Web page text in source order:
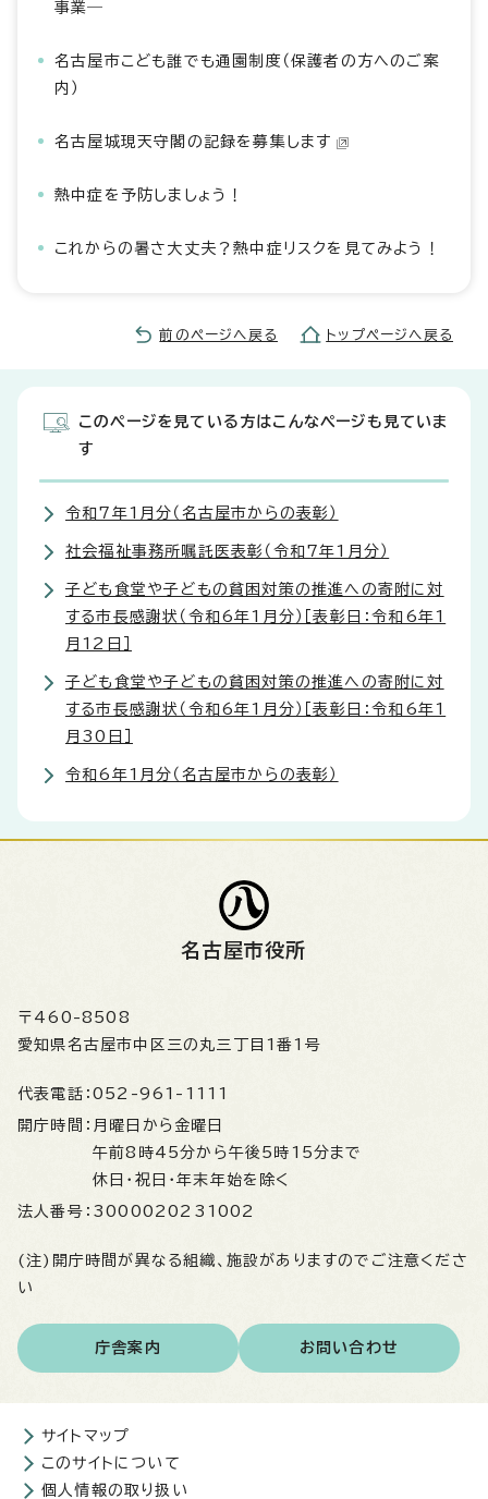
事業―
名古屋市こども誰でも通園制度（保護者の方へのご案
内）
名古屋城現天守閣の記録を募集します
熱中症を予防しましょう！
これからの暑さ大丈夫？熱中症リスクを見てみよう！
前のページへ戻る トップページへ戻る
このページを見ている方はこんなページも見ていま
す
令和7年1月分（名古屋市からの表彰）
社会福祉事務所嘱託医表彰（令和7年1月分）
子ども食堂や子どもの貧困対策の推進への寄附に対
する市長感謝状（令和6年1月分）［表彰日：令和6年1
月12日］
子ども食堂や子どもの貧困対策の推進への寄附に対
する市長感謝状（令和6年1月分）［表彰日：令和6年1
月30日］
令和6年1月分（名古屋市からの表彰）
名古屋市役所
〒460-8508
愛知県名古屋市中区三の丸三丁目1番1号
代表電話： 052-961-1111
開庁時間： 月曜日から金曜日
午前8時45分から午後5時15分まで
休日・祝日・年末年始を除く
法人番号： 3000020231002
(注)開庁時間が異なる組織、施設がありますのでご注意くださ
い
庁舎案内 お問い合わせ
サイトマップ
このサイトについて
個人情報の取り扱い